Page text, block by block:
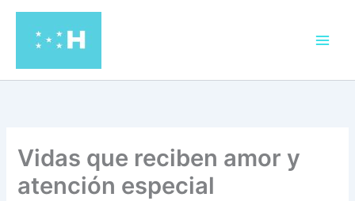
contenido
Vidas que reciben amor y
atención especial